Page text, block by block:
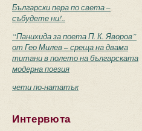
Български пера по света –
събудете ни!..
“Панихида за поета П. К. Яворов”
от Гео Милев – среща на двама
титани в полето на българската
модерна поезия
чети по-нататък
Интервюта